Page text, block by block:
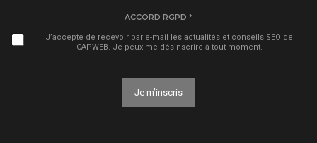
ACCORD RGPD *
J’accepte de recevoir par e-mail les actualités et conseils SEO de
CAPWEB. Je peux me désinscrire à tout moment.
Je m’inscris